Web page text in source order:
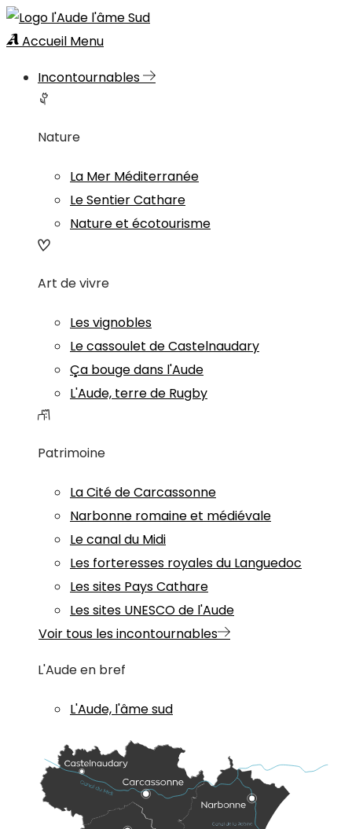
Accueil Menu
Incontournables
Nature
La Mer Méditerranée
Le Sentier Cathare
Nature et écotourisme
Art de vivre
Les vignobles
Le cassoulet de Castelnaudary
Ça bouge dans l'Aude
L'Aude, terre de Rugby
Patrimoine
La Cité de Carcassonne
Narbonne romaine et médiévale
Le canal du Midi
Les forteresses royales du Languedoc
Les sites Pays Cathare
Les sites UNESCO de l'Aude
Voir tous les incontournables
L'Aude en bref
L'Aude, l'âme sud